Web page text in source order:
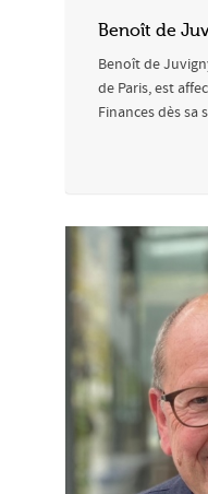
Benoît de
Benoît de
de Paris, est
Finances dès sa